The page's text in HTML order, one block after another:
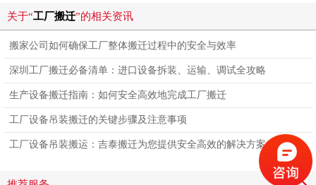
关于“工厂搬迁”的相关资讯
搬家公司如何确保工厂整体搬迁过程中的安全与效率
深圳工厂搬迁必备清单：进口设备拆装、运输、调试全攻略
生产设备搬迁指南：如何安全高效地完成工厂搬迁
工厂设备吊装搬迁的关键步骤及注意事项
工厂设备吊装搬运：吉泰搬迁为您提供安全高效的解决方案